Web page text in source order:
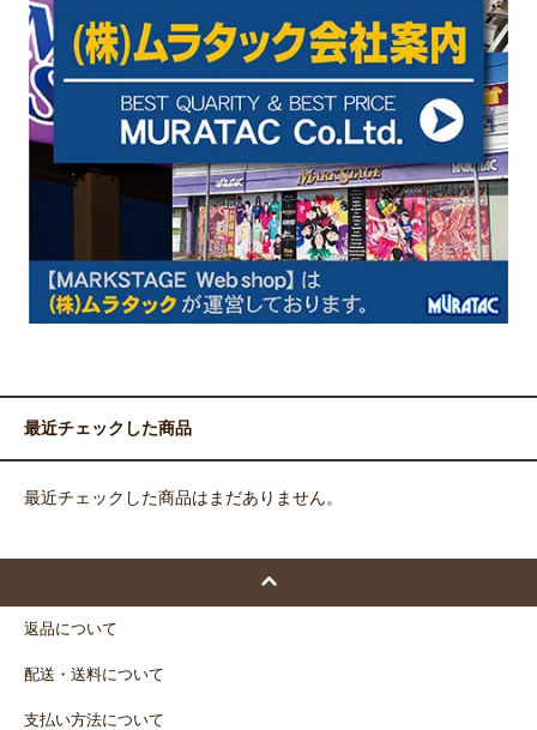
最近チェックした商品
最近チェックした商品はまだありません。
返品について
配送・送料について
支払い方法について